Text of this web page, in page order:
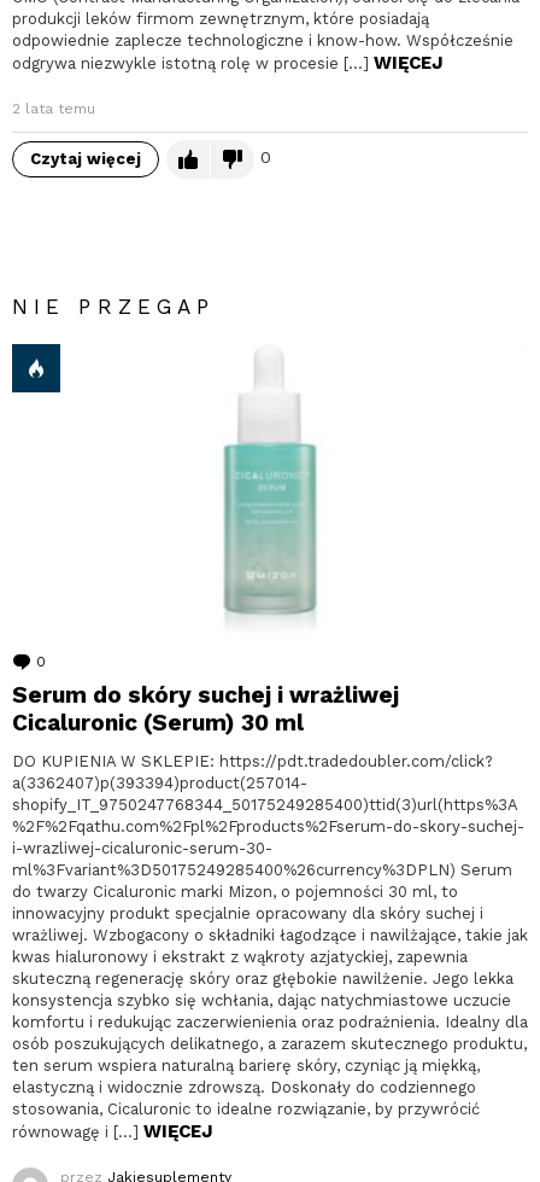
produkcji leków firmom zewnętrznym, które posiadają
odpowiednie zaplecze technologiczne i know-how. Współcześnie
odgrywa niezwykle istotną rolę w procesie […] WIĘCEJ
2 lata temu
Czytaj więcej 0
NIE PRZEGAP
0
Serum do skóry suchej i wrażliwej
Cicaluronic (Serum) 30 ml
DO KUPIENIA W SKLEPIE: https://pdt.tradedoubler.com/click?
a(3362407)p(393394)product(257014-
shopify_IT_9750247768344_50175249285400)ttid(3)url(https%3A
%2F%2Fqathu.com%2Fpl%2Fproducts%2Fserum-do-skory-suchej-
i-wrazliwej-cicaluronic-serum-30-
ml%3Fvariant%3D50175249285400%26currency%3DPLN) Serum
do twarzy Cicaluronic marki Mizon, o pojemności 30 ml, to
innowacyjny produkt specjalnie opracowany dla skóry suchej i
wrażliwej. Wzbogacony o składniki łagodzące i nawilżające, takie jak
kwas hialuronowy i ekstrakt z wąkroty azjatyckiej, zapewnia
skuteczną regenerację skóry oraz głębokie nawilżenie. Jego lekka
konsystencja szybko się wchłania, dając natychmiastowe uczucie
komfortu i redukując zaczerwienienia oraz podrażnienia. Idealny dla
osób poszukujących delikatnego, a zarazem skutecznego produktu,
ten serum wspiera naturalną barierę skóry, czyniąc ją miękką,
elastyczną i widocznie zdrowszą. Doskonały do codziennego
stosowania, Cicaluronic to idealne rozwiązanie, by przywrócić
równowagę i […] WIĘCEJ
przez Jakiesuplementy